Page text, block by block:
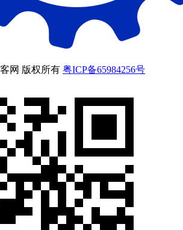
网 版权所有 粤ICP备65984256号